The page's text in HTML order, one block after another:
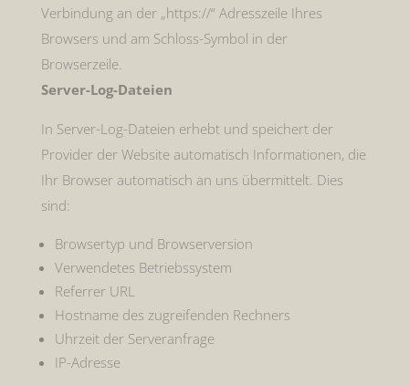
Verbindung an der „https://“ Adresszeile Ihres
Browsers und am Schloss-Symbol in der
Browserzeile.
Server-Log-Dateien
In Server-Log-Dateien erhebt und speichert der
Provider der Website automatisch Informationen, die
Ihr Browser automatisch an uns übermittelt. Dies
sind:
Browsertyp und Browserversion
Verwendetes Betriebssystem
Referrer URL
Hostname des zugreifenden Rechners
Uhrzeit der Serveranfrage
IP-Adresse